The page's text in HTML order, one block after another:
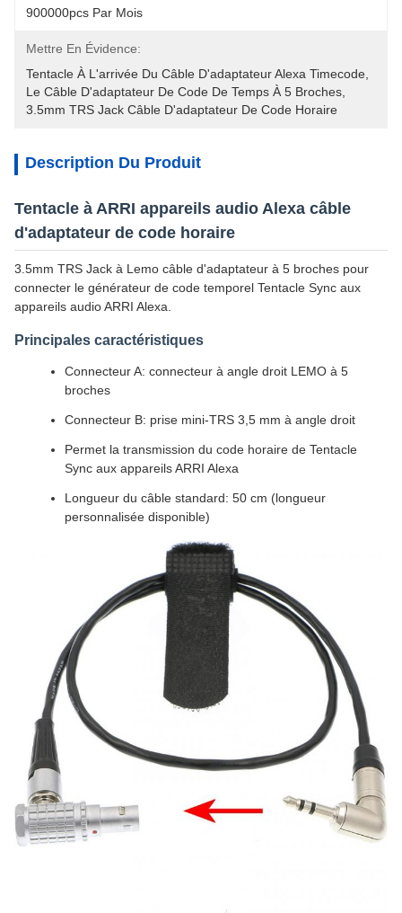
900000pcs Par Mois
Mettre En Évidence:
Tentacle À L'arrivée Du Câble D'adaptateur Alexa Timecode
Le Câble D'adaptateur De Code De Temps À 5 Broches
3.5mm TRS Jack Câble D'adaptateur De Code Horaire
Description Du Produit
Tentacle à ARRI appareils audio Alexa câble
d'adaptateur de code horaire
3.5mm TRS Jack à Lemo câble d'adaptateur à 5 broches pour
connecter le générateur de code temporel Tentacle Sync aux
appareils audio ARRI Alexa.
Principales caractéristiques
Connecteur A: connecteur à angle droit LEMO à 5
broches
Connecteur B: prise mini-TRS 3,5 mm à angle droit
Permet la transmission du code horaire de Tentacle
Sync aux appareils ARRI Alexa
Longueur du câble standard: 50 cm (longueur
personnalisée disponible)